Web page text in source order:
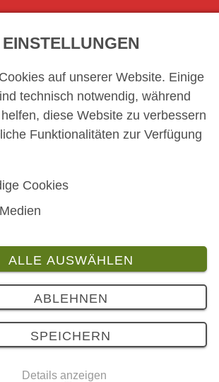
DETAILSEITE
3 Bilder
E-Scooter mit
auf unserer Website. Einige
technisch notwendig, während
diese Website zu verbessern
Funktionalitäten zur Verfügung
Cookies
ALLE AUSWÄHLEN
ABLEHNEN
SPEICHERN
Details anzeigen